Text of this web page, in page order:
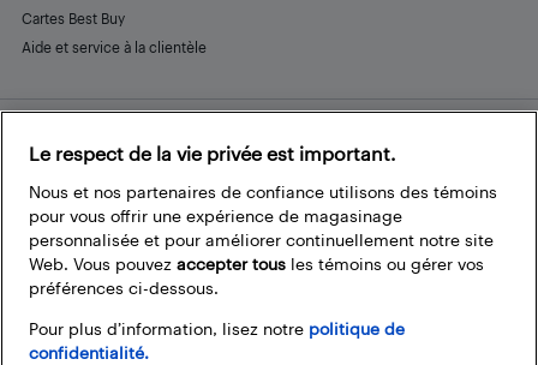
Cartes Best Buy
Aide et service à la clientèle
Restez connecté
FacebookInstagram
PinterestLinkedInYouTube
Le respect de la vie privée est important.
Nous et nos partenaires de confiance utilisons des témoins
pour vous offrir une expérience de magasinage
personnalisée et pour améliorer continuellement notre site
Web. Vous pouvez accepter tous les témoins ou gérer vos
préférences ci-dessous.
Pour plus d’information, lisez notre politique de
confidentialité.